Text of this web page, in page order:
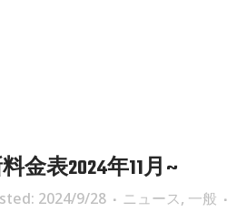
金表2024年11月~
2024/9/28 ニュース, 一般